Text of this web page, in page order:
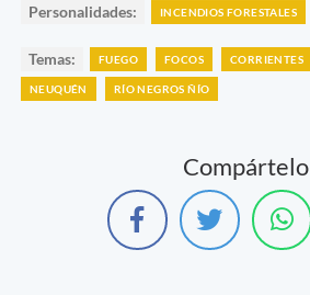
Personalidades: INCENDIOS FORESTALES
Temas: FUEGO FOCOS CORRIENTES
NEUQUÉN RÍO NEGROS ÑÍO
Compártelo